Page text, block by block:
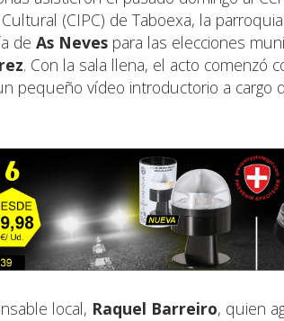
(CIPC) de Taboexa, la
de As Neves para las elecciones
. Con la sala llena, el acto comenzó
pequeño vídeo introductorio a cargo
local, Raquel Barreiro, quien